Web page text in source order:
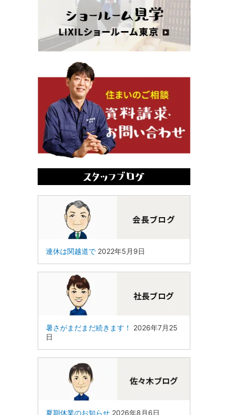
連休は関越道で 2022年5月9日
暑さがまだまだ続きます！
2026年7月25
日
夏期休業のお知らせ 2026年8月6日